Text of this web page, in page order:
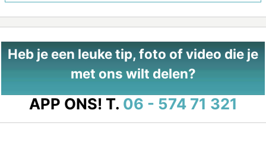
Heb je een leuke tip, foto of video die je
met ons wilt delen?
APP ONS! T. 06 - 574 71 321